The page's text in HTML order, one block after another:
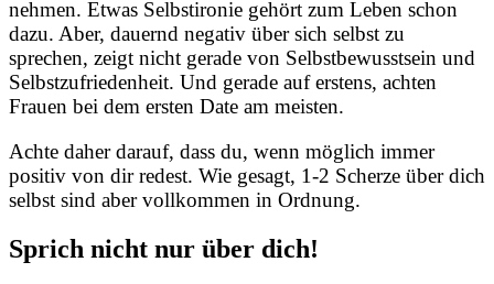
nehmen. Etwas Selbstironie gehört zum Leben schon
dazu. Aber, dauernd negativ über sich selbst zu
sprechen, zeigt nicht gerade von Selbstbewusstsein und
Selbstzufriedenheit. Und gerade auf erstens, achten
Frauen bei dem ersten Date am meisten.
Achte daher darauf, dass du, wenn möglich immer
positiv von dir redest. Wie gesagt, 1-2 Scherze über dich
selbst sind aber vollkommen in Ordnung.
Sprich nicht nur über dich!